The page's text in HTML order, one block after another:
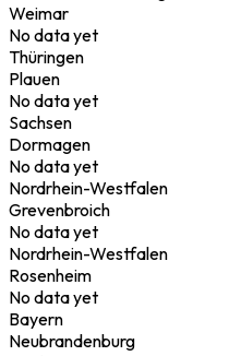
Weimar
No data yet
Thüringen
Plauen
No data yet
Sachsen
Dormagen
No data yet
Nordrhein-Westfalen
Grevenbroich
No data yet
Nordrhein-Westfalen
Rosenheim
No data yet
Bayern
Neubrandenburg